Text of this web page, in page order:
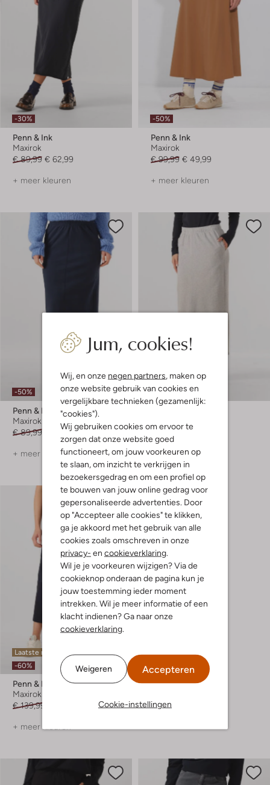
Jum, cookies!
Wij, en onze negen partners , maken op
onze website gebruik van cookies en
vergelijkbare technieken (gezamenlijk:
"cookies").
Wij gebruiken cookies om ervoor te
zorgen dat onze website goed
functioneert, om jouw voorkeuren op
te slaan, om inzicht te verkrijgen in
bezoekersgedrag en om een profiel op
te bouwen van jouw online gedrag voor
gepersonaliseerde advertenties. Door
op "Accepteer alle cookies" te klikken,
ga je akkoord met het gebruik van alle
cookies zoals omschreven in onze
privacy- en cookieverklaring
Wil je je voorkeuren wijzigen? Via de
cookieknop onderaan de pagina kun je
jouw toestemming ieder moment
intrekken. Wil je meer informatie of een
klacht indienen? Ga naar onze
cookieverklaring
Weigeren Accepteren
Cookie-instellingen
-30%
Penn & Ink
Maxirok
€ 89,99 € 62,99
+ meer kleuren
-50%
Penn & Ink
Maxirok
€ 99,99 € 49,99
+ meer kleuren
-50%
Penn & Ink
Maxirok
€ 89,99
€ 44,99
+ meer kleuren
Laatste maten
-50%
€ 89,99
€ 44,99
+ meer kleuren
Laatste maten
-60%
Penn & Ink
Maxirok
€ 139,99
+ meer kleuren
Shop hier